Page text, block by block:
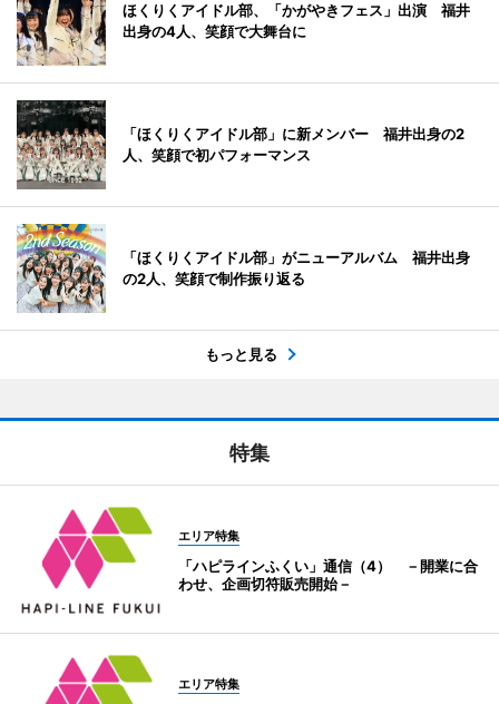
ほくりくアイドル部、「かがやきフェス」出演 福井
出身の4人、笑顔で大舞台に
「ほくりくアイドル部」に新メンバー 福井出身の2
人、笑顔で初パフォーマンス
「ほくりくアイドル部」がニューアルバム 福井出身
の2人、笑顔で制作振り返る
もっと見る
特集
エリア特集
「ハピラインふくい」通信（4） －開業に合
わせ、企画切符販売開始－
エリア特集